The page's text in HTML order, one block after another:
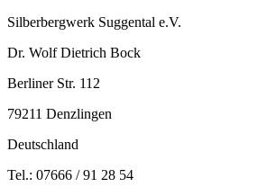
Silberbergwerk Suggental e.V.
Dr. Wolf Dietrich Bock
Berliner Str. 112
79211 Denzlingen
Deutschland
Tel.: 07666 / 91 28 54